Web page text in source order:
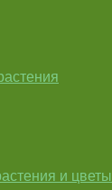
и цветы